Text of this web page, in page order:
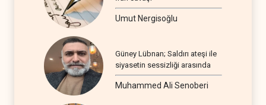
Umut Nergisoğlu
Güney Lübnan; Saldırı ateşi ile
siyasetin sessizliği arasında
Muhammed Ali Senoberi